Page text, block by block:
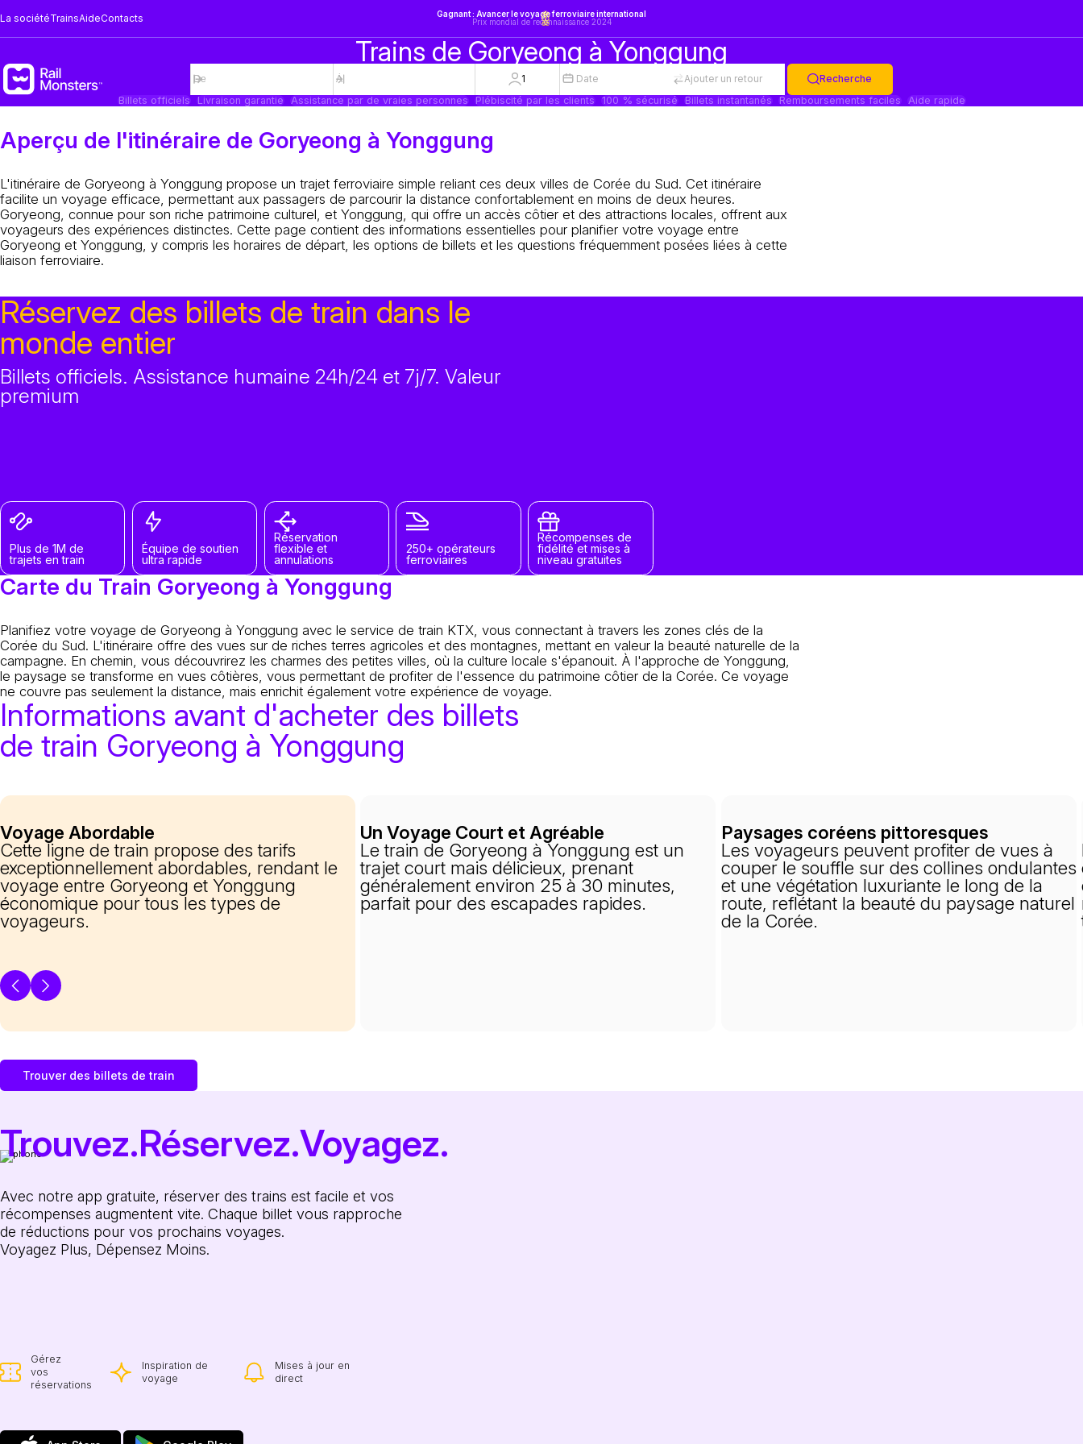
La sociétéTrainsAideContacts
Gagnant : Avancer le voyage ferroviaire international
Prix mondial de reconnaissance 2024
Trains de Goryeong à Yonggung
1 Date Ajouter un retour
Recherche
Billets officiels
Livraison garantie Assistance par de vraies personnes Plébiscité par les clients 100 % sécurisé Billets instantanés Remboursements faciles Aide rapide
Aperçu de l'itinéraire de Goryeong à Yonggung
L'itinéraire de Goryeong à Yonggung propose un trajet ferroviaire simple reliant ces deux villes de Corée du Sud. Cet itinéraire
facilite un voyage efficace, permettant aux passagers de parcourir la distance confortablement en moins de deux heures.
Goryeong, connue pour son riche patrimoine culturel, et Yonggung, qui offre un accès côtier et des attractions locales, offrent aux
voyageurs des expériences distinctes. Cette page contient des informations essentielles pour planifier votre voyage entre
Goryeong et Yonggung, y compris les horaires de départ, les options de billets et les questions fréquemment posées liées à cette
liaison ferroviaire.
Réservez des billets de train dans le
monde entier
Billets officiels. Assistance humaine 24h/24 et 7j/7. Valeur
premium
Plus de 1M de
trajets en train
Équipe de soutien
ultra rapide
Réservation
flexible et
annulations
250+ opérateurs
ferroviaires
Récompenses de
fidélité et mises à
niveau gratuites
Carte du Train Goryeong à Yonggung
Planifiez votre voyage de Goryeong à Yonggung avec le service de train KTX, vous connectant à travers les zones clés de la
Corée du Sud. L'itinéraire offre des vues sur de riches terres agricoles et des montagnes, mettant en valeur la beauté naturelle de la
campagne. En chemin, vous découvrirez les charmes des petites villes, où la culture locale s'épanouit. À l'approche de Yonggung,
le paysage se transforme en vues côtières, vous permettant de profiter de l'essence du patrimoine côtier de la Corée. Ce voyage
ne couvre pas seulement la distance, mais enrichit également votre expérience de voyage.
Informations avant d'acheter des billets
de train Goryeong à Yonggung
Voyage Abordable
Cette ligne de train propose des tarifs
exceptionnellement abordables, rendant le
voyage entre Goryeong et Yonggung
économique pour tous les types de
voyageurs.
Un Voyage Court et Agréable
Le train de Goryeong à Yonggung est un
trajet court mais délicieux, prenant
généralement environ 25 à 30 minutes,
parfait pour des escapades rapides.
Paysages coréens pittoresques
Les voyageurs peuvent profiter de vues à
couper le souffle sur des collines ondulantes
et une végétation luxuriante le long de la
route, reflétant la beauté du paysage naturel
de la Corée.
Trouver des billets de train
Trouvez.Réservez.Voyagez.
Avec notre app gratuite, réserver des trains est facile et vos
récompenses augmentent vite. Chaque billet vous rapproche
de réductions pour vos prochains voyages.
Voyagez Plus, Dépensez Moins.
Gérez
vos
réservations
Inspiration de
voyage
Mises à jour en
direct